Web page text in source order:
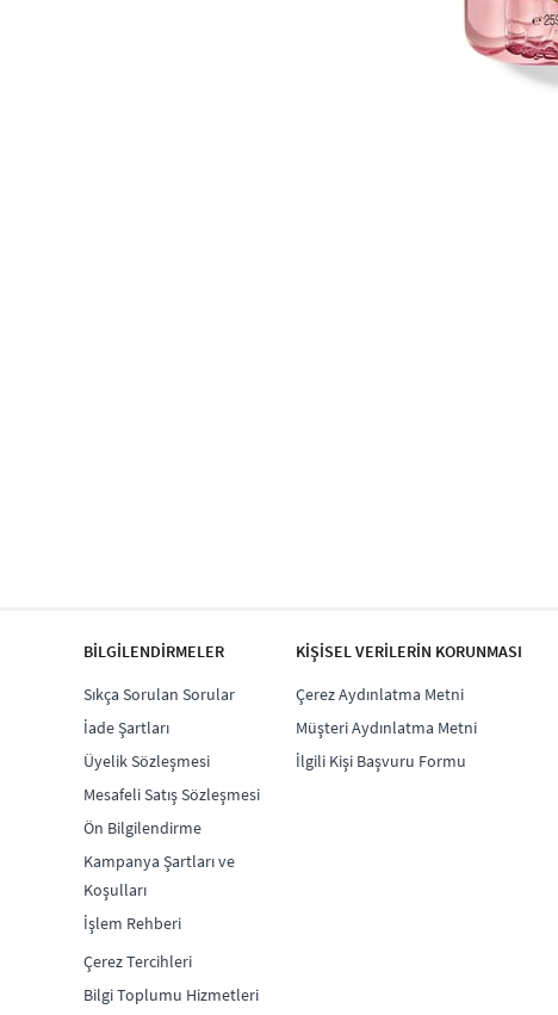
BİLGİLENDİRMELER
Sıkça Sorulan Sorular
İade Şartları
Üyelik Sözleşmesi
Mesafeli Satış Sözleşmesi
Ön Bilgilendirme
Kampanya Şartları ve
Koşulları
İşlem Rehberi
Çerez Tercihleri
Bilgi Toplumu Hizmetleri
KİŞİSEL VERİLERİN KORUNMASI
Çerez Aydınlatma Metni
Müşteri Aydınlatma Metni
İlgili Kişi Başvuru Formu